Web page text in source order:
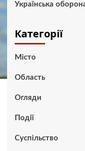
Українська
Категорії
Місто
Область
Огляди
Події
Суспільство